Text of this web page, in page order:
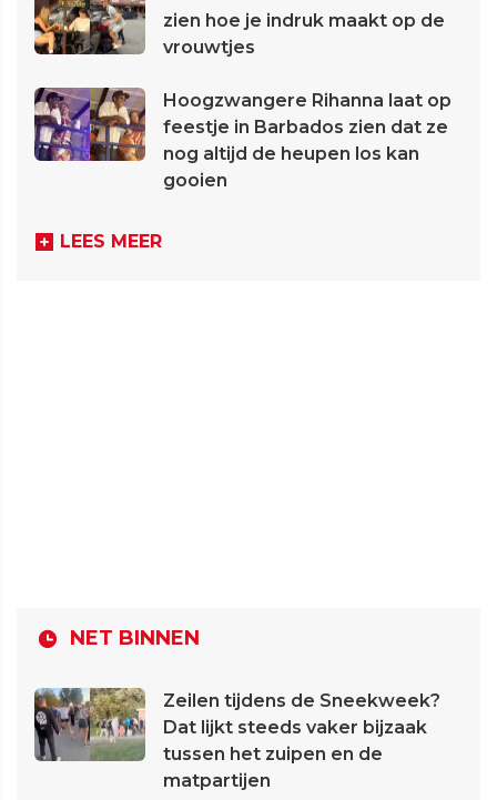
zien hoe je indruk maakt op de
vrouwtjes
Hoogzwangere Rihanna laat op
feestje in Barbados zien dat ze
nog altijd de heupen los kan
gooien
LEES MEER
NET BINNEN
Zeilen tijdens de Sneekweek?
Dat lijkt steeds vaker bijzaak
tussen het zuipen en de
matpartijen